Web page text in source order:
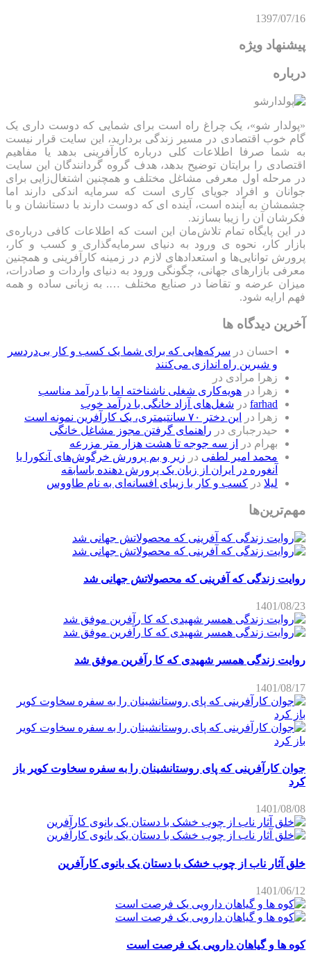
1397/07/16
پیشنهاد ویژه
درباره
«پولدار شو»، یک چراغ راه است برای شمایی که دوست داری یک
گام خوب اقتصادی در مسیر زندگی بردارید، این سایت قرار نیست
به شما صرفا اطلاعات کلی درباره کارآفرینی بدهد یا مفاهیم
اقتصادی را برایتان توضیح بدهد، هدف گروه گردانندگان این سایت
در مرحله اول معرفی مشاغل مختلف و همچنین اشتغال‌زایی برای
جوانان و افراد جویای کاری است که سرمایه اندکی دارند اما
چشمشان به آینده است، آینده ای که دوست دارند با دستانشان و با
فکرشان آن را زیبا بسازند.
در این پایگاه تمام تلاش‌مان این است که ‌اطلاعات کافی درباره‌ی
بازار کار، نحوه ی ورود به دنیای سرمایه‌گذاری و کسب و کار،
پرورش توانایی‌ها و استعدادهای لازم در زمینه کارآفرینی و همچنین
معرفی بازارهای جهانی، چگونگی ورود به دنیای واردات و صادرات،
میزان عرضه و تقاضا در صنایع مختلف …. به زبانی ساده و همه
فهم ارایه شود.
آخرین دیدگاه ها
احسان در سرکه‌هایی که برای شما یک کسب و کار بی‌دردسر
و شیرین راه اندازی می‌کنند
زهرا مرادی در
زهرا
در هویه‌کاری شغلی ناشناخته اما با درآمد مناسب
farhad در شغل‌های آزاد خانگی با درآمد خوب
زهرا
در
این دختر ۷۰ سانتیمتری، یک کارآفرین نمونه است
حیدرجباری در راهنمای گرفتن مجوز مشاغل خانگی
بهرام در
از سه جوجه تا هشت هزار متر مزرعه
محمد امیر لطفی در زیر و بم پرورش خرگوش‌های آنکورا یا
آنغوره در ایران از زبان یک پرورش دهنده باسابقه
لیلا در کسب و کار با زیبای افسانه‌ای به نام طاووس
مهم‌ترین‌ها
روایت زندگی که آفرینی که محصولاتش جهانی شد
1401/08/23
روایت زندگی همسر شهیدی که کا رآفرین موفق شد
1401/08/17
جوان کارآفرینی که پای روستانشینان را به سفره سخاوت کویر باز
کرد
1401/08/08
خلق آثار ناب از چوب خشک با دستان یک بانوی کارآفرین
1401/06/12
کوه ها و گیاهان دارویی یک فرصت است